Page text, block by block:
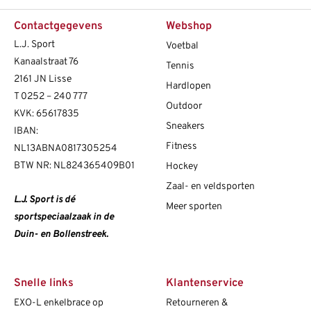
Contactgegevens
L.J. Sport
Kanaalstraat 76
2161 JN Lisse
T 0252 – 240 777
KVK: 65617835
IBAN:
NL13ABNA0817305254
BTW NR: NL824365409B01
L.J. Sport is dé
sportspeciaalzaak in de
Duin- en Bollenstreek.
Webshop
Voetbal
Tennis
Hardlopen
Outdoor
Sneakers
Fitness
Hockey
Zaal- en veldsporten
Meer sporten
Snelle links
EXO-L enkelbrace op
Klantenservice
Retourneren &